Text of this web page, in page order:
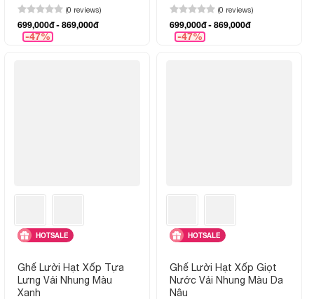
(0 reviews)
699,000đ - 869,000đ
-47%
(0 reviews)
699,000đ - 869,000đ
-47%
HOTSALE
Ghế Lười Hạt Xốp Tựa
Lưng Vải Nhung Màu
Xanh
HOTSALE
Ghế Lười Hạt Xốp Giọt
Nước Vải Nhung Màu Da
Nâu